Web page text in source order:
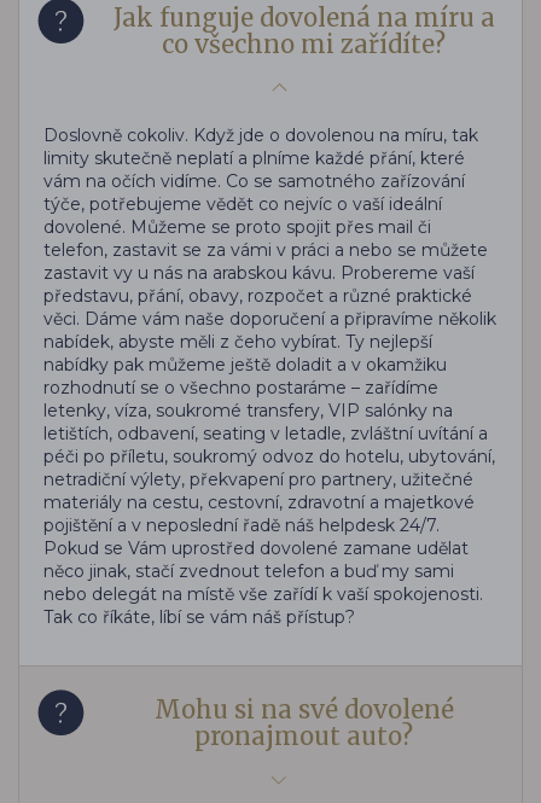
Jak funguje dovolená na míru a
co všechno mi zařídíte?
Doslovně cokoliv. Když jde o dovolenou na míru, tak
limity skutečně neplatí a plníme každé přání, které
vám na očích vidíme. Co se samotného zařízování
týče, potřebujeme vědět co nejvíc o vaší ideální
dovolené. Můžeme se proto spojit přes mail či
telefon, zastavit se za vámi v práci a nebo se můžete
zastavit vy u nás na arabskou kávu. Probereme vaší
představu, přání, obavy, rozpočet a různé praktické
věci. Dáme vám naše doporučení a připravíme několik
nabídek, abyste měli z čeho vybírat. Ty nejlepší
nabídky pak můžeme ještě doladit a v okamžiku
rozhodnutí se o všechno postaráme – zařídíme
letenky, víza, soukromé transfery, VIP salónky na
letištích, odbavení, seating v letadle, zvláštní uvítání a
péči po příletu, soukromý odvoz do hotelu, ubytování,
netradiční výlety, překvapení pro partnery, užitečné
materiály na cestu, cestovní, zdravotní a majetkové
pojištění a v neposlední řadě náš helpdesk 24/7.
Pokud se Vám uprostřed dovolené zamane udělat
něco jinak, stačí zvednout telefon a buď my sami
nebo delegát na místě vše zařídí k vaší spokojenosti.
Tak co říkáte, líbí se vám náš přístup?
Mohu si na své dovolené
pronajmout auto?